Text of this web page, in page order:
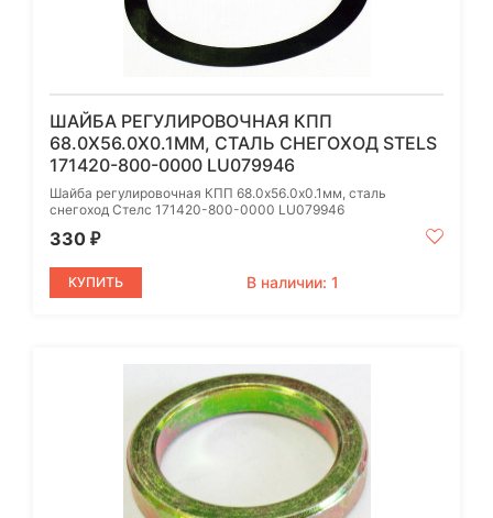
ШАЙБА РЕГУЛИРОВОЧНАЯ КПП
68.0Х56.0Х0.1ММ, СТАЛЬ СНЕГОХОД STELS
171420-800-0000 LU079946
Шайба регулировочная КПП 68.0х56.0х0.1мм, сталь
снегоход Стелс 171420-800-0000 LU079946
330 ₽
КУПИТЬ В наличии: 1